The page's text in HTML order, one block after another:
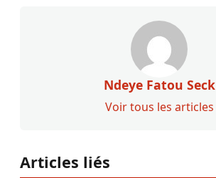
Ndeye Fatou Seck
Voir tous les articles
Articles liés